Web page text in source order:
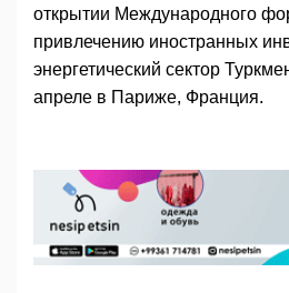
открытии Международного
привлечению иностранных
энергетический сектор
апреле в Париже, Франция.